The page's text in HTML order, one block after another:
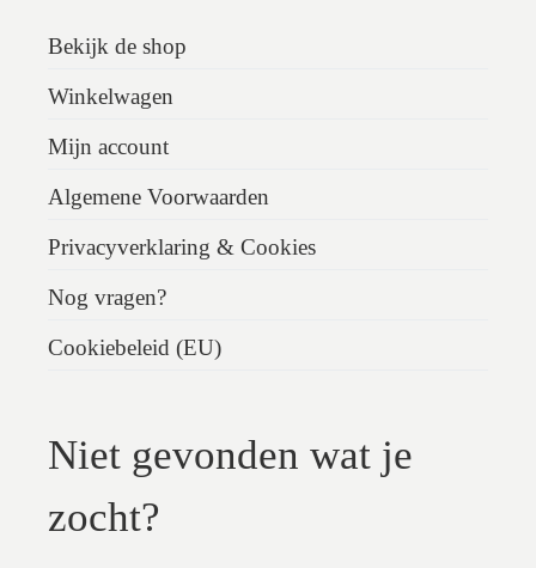
Bekijk de shop
Winkelwagen
Mijn account
Algemene Voorwaarden
Privacyverklaring & Cookies
Nog vragen?
Cookiebeleid (EU)
Niet gevonden wat je
zocht?